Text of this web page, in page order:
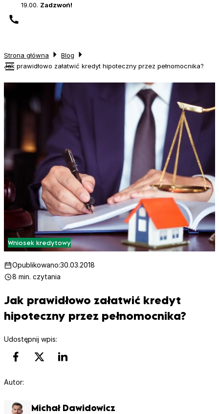
19.00. Zadzwoń!
Strona główna
Blog
Jak prawidłowo załatwić kredyt hipoteczny przez pełnomocnika?
Wniosek kredytowy
Opublikowano:30.03.2018
8 min. czytania
Jak prawidłowo załatwić kredyt
hipoteczny przez pełnomocnika?
Udostępnij wpis:
Autor:
Michał Dawidowicz